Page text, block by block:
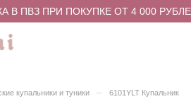
В ПВЗ ПРИ ПОКУПКЕ ОТ 4 000
купальники и туники – 6101YLT Купальник